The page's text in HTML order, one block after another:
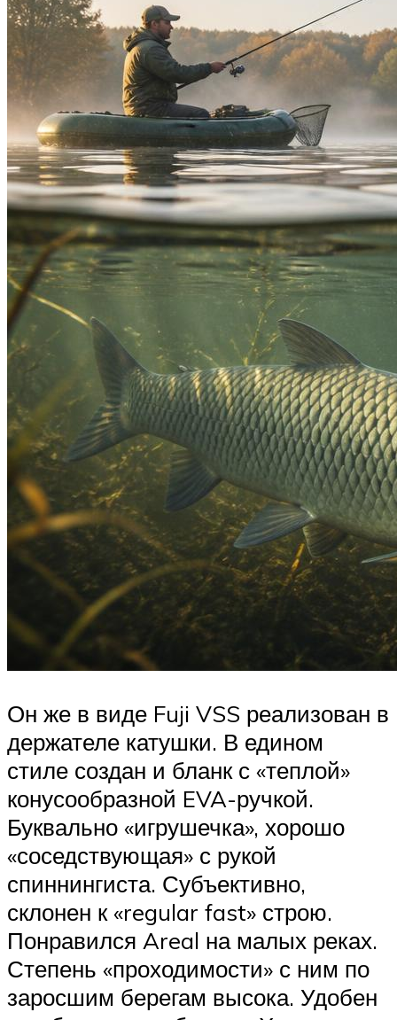
Он же в виде Fuji VSS реализован в
держателе катушки. В едином
стиле создан и бланк с «теплой»
конусообразной EVA-ручкой.
Буквально «игрушечка», хорошо
«соседствующая» с рукой
спиннингиста. Субъективно,
склонен к «regular fast» строю.
Понравился Areal на малых реках.
Степень «проходимости» с ним по
заросшим берегам высока. Удобен